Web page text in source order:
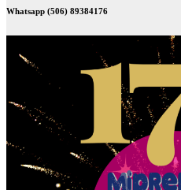
Whatsapp (506) 89384176